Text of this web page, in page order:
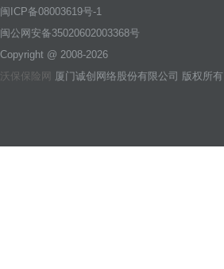
闽ICP备08003619号-1
闽公网安备35020602003368号
Copyright @ 2008-2026
沃保保险网 厦门诚创网络股份有限公司 版权所有